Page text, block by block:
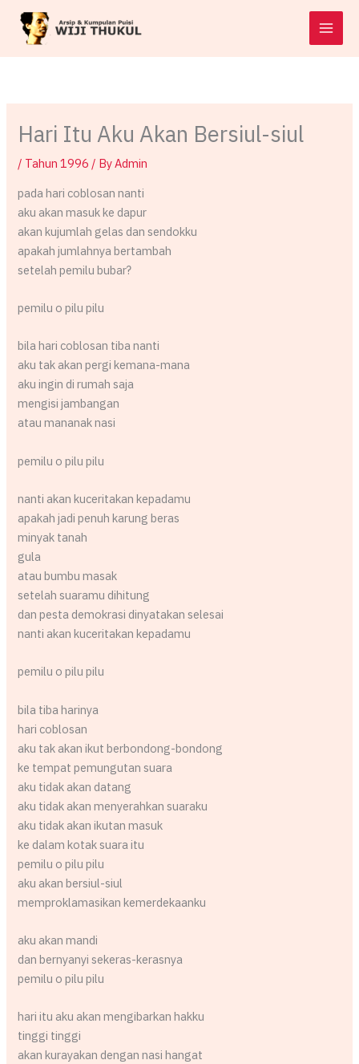
content
Hari Itu Aku Akan Bersiul-siul
/ Tahun 1996 / ByAdmin
pada hari coblosan nanti
aku akan masuk ke dapur
akan kujumlah gelas dan sendokku
apakah jumlahnya bertambah
setelah pemilu bubar?
pemilu o pilu pilu
bila hari coblosan tiba nanti
aku tak akan pergi kemana-mana
aku ingin di rumah saja
mengisi jambangan
atau mananak nasi
pemilu o pilu pilu
nanti akan kuceritakan kepadamu
apakah jadi penuh karung beras
minyak tanah
gula
atau bumbu masak
setelah suaramu dihitung
dan pesta demokrasi dinyatakan selesai
nanti akan kuceritakan kepadamu
pemilu o pilu pilu
bila tiba harinya
hari coblosan
aku tak akan ikut berbondong-bondong
ke tempat pemungutan suara
aku tidak akan datang
aku tidak akan menyerahkan suaraku
aku tidak akan ikutan masuk
ke dalam kotak suara itu
pemilu o pilu pilu
aku akan bersiul-siul
memproklamasikan kemerdekaanku
aku akan mandi
dan bernyanyi sekeras-kerasnya
pemilu o pilu pilu
hari itu aku akan mengibarkan hakku
tinggi tinggi
akan kurayakan dengan nasi hangat